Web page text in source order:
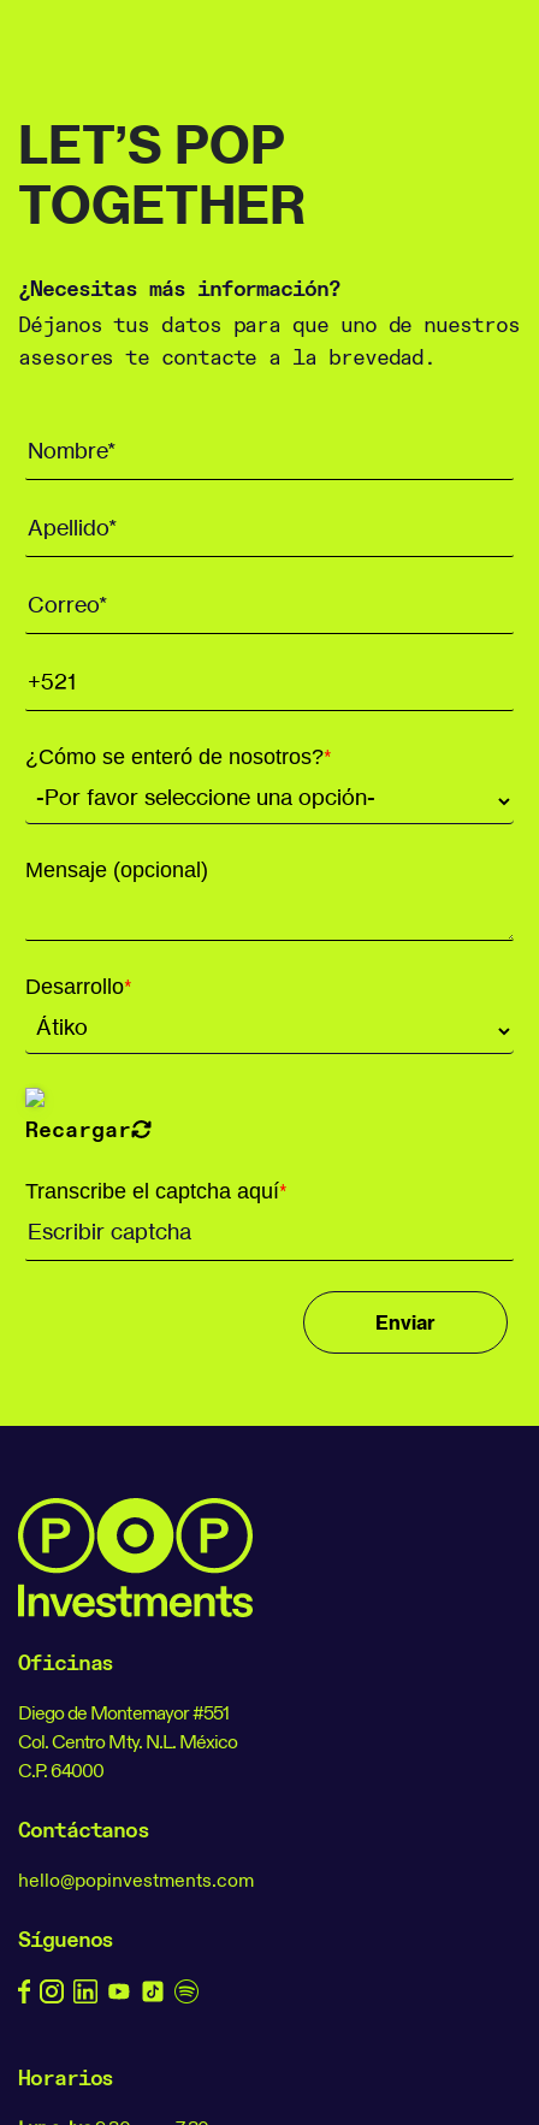
LET’S POP
TOGETHER
¿Necesitas más información?
Déjanos tus datos para que uno de nuestros
asesores te contacte a la brevedad.
¿Cómo se enteró de nosotros?*
Mensaje (opcional)
Desarrollo*
Recargar
Transcribe el captcha aquí*
Oficinas
Diego de Montemayor #551
Col. Centro Mty. N.L. México
C.P. 64000
Contáctanos
hello@popinvestments.com
Síguenos
Horarios